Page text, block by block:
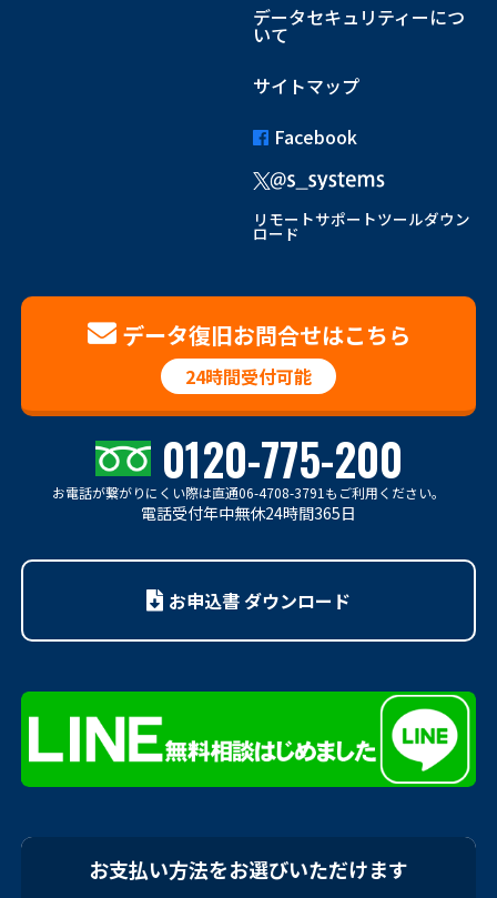
データセキュリティーにつ
いて
サイトマップ
Facebook
リモートサポートツールダウン
ロード
データ復旧お問合せはこちら
24時間受付可能
0120-775-200
お電話が繋がりにくい際は直通06-4708-3791もご利用ください。
電話受付年中無休24時間365日
お申込書 ダウンロード
お支払い方法をお選びいただけます